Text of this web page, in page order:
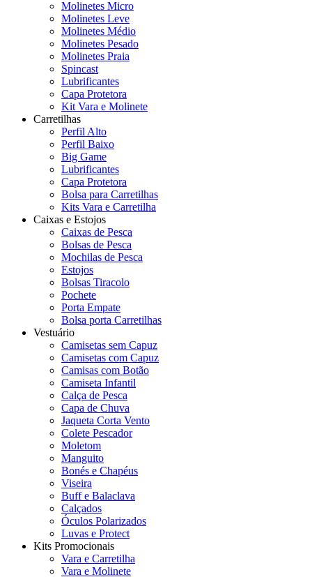
Molinetes Micro
Molinetes Leve
Molinetes Médio
Molinetes Pesado
Molinetes Praia
Spincast
Lubrificantes
Capa Protetora
Kit Vara e Molinete
Carretilhas
Perfil Alto
Perfil Baixo
Big Game
Lubrificantes
Capa Protetora
Bolsa para Carretilhas
Kits Vara e Carretilha
Caixas e Estojos
Caixas de Pesca
Bolsas de Pesca
Mochilas de Pesca
Estojos
Bolsas Tiracolo
Pochete
Porta Empate
Bolsa porta Carretilhas
Vestuário
Camisetas sem Capuz
Camisetas com Capuz
Camisas com Botão
Camiseta Infantil
Calça de Pesca
Capa de Chuva
Jaqueta Corta Vento
Colete Pescador
Moletom
Manguito
Bonés e Chapéus
Viseira
Buff e Balaclava
Calçados
Óculos Polarizados
Luvas e Protect
Kits Promocionais
Vara e Carretilha
Vara e Molinete